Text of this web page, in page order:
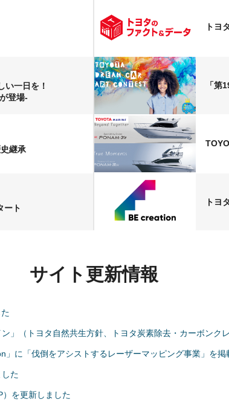
い一日を！
登場-
継承
ート
トヨ
「第
トヨ
サイト更新情報
」（トヨタ自然共生方針、トヨタ炭素除去・カーボンク
」に「伐倒をアシストするレーザーマッピング事業」を掲
た
）を更新しました